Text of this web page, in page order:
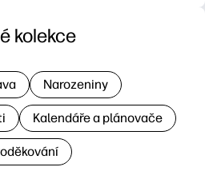
kolekce
Narozeniny
Kalendáře a plánovače